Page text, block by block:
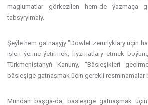
maglumatlar görkezilen hem-de ýazmaça
tabşyrylmaly.
Şeýle hem gatnaşyjy "Döwlet zerurlyklary üçin
işleri ýerine ýetirmek, hyzmatlary etmek
Türkmenistanyň Kanuny, "Bäsleşikleri
bäsleşige gatnaşmak üçin gerekli resminamalar
Mundan başga-da, bäsleşige gatnaşmak